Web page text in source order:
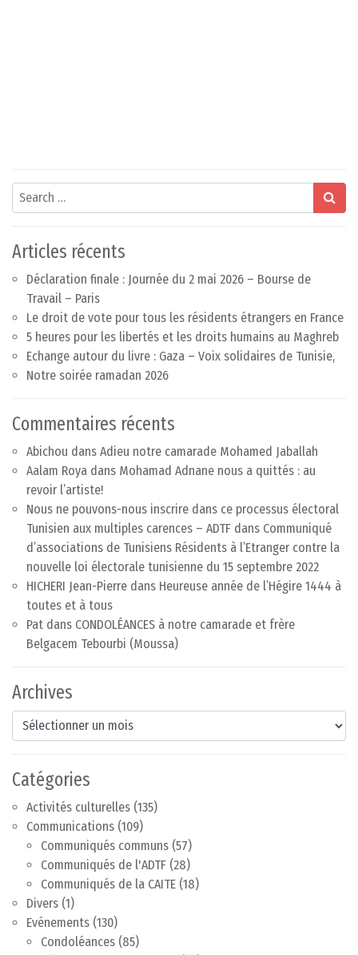
Search
Articles récents
Déclaration finale : Journée du 2 mai 2026 – Bourse de
Travail – Paris
Le droit de vote pour tous les résidents étrangers en France
5 heures pour les libertés et les droits humains au Maghreb
Echange autour du livre : Gaza – Voix solidaires de Tunisie,
Notre soirée ramadan 2026
Commentaires récents
Abichou dans Adieu notre camarade Mohamed Jaballah
Aalam Roya dans Mohamad Adnane nous a quittés : au
revoir l’artiste!
Nous ne pouvons-nous inscrire dans ce processus électoral
Tunisien aux multiples carences – ADTF dans Communiqué
d’associations de Tunisiens Résidents à l’Etranger contre la
nouvelle loi électorale tunisienne du 15 septembre 2022
HICHERI Jean-Pierre dans Heureuse année de l’Hégire 1444 à
toutes et à tous
Pat dans CONDOLÉANCES à notre camarade et frère
Belgacem Tebourbi (Moussa)
Archives
Archives
Catégories
Activités culturelles (135)
Communications (109)
Communiqués communs (57)
Communiqués de l'ADTF (28)
Communiqués de la CAITE (18)
Divers (1)
Evénements (130)
Condoléances (85)